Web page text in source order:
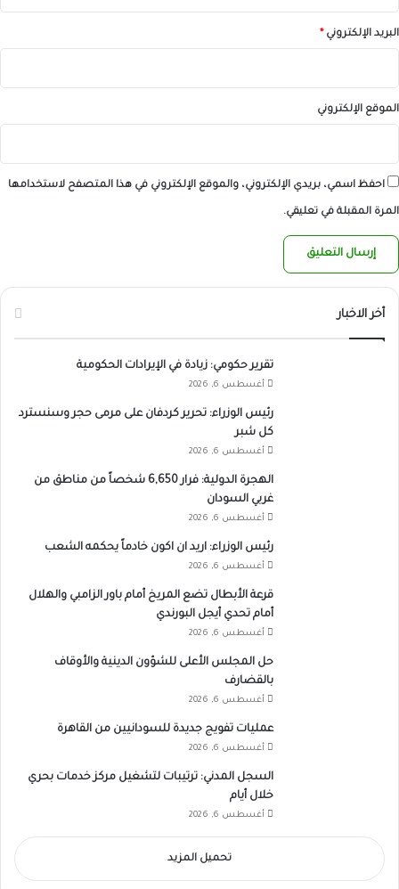
البريد الإلكتروني*
الموقع الإلكتروني
احفظ اسمي، بريدي الإلكتروني، والموقع الإلكتروني في هذا المتصفح لاستخدامها
المرة المقبلة في تعليقي.
أخر الاخبار
تقرير حكومي: زيادة في الإيرادات الحكومية
أغسطس 6, 2026
رئيس الوزراء: تحرير كردفان على مرمى حجر وسنسترد
كل شبر
أغسطس 6, 2026
الهجرة الدولية: فرار 6,650 شخصاً من مناطق من
غربي السودان
أغسطس 6, 2026
رئيس الوزراء: اريد ان اكون خادماً يحكمه الشعب
أغسطس 6, 2026
قرعة الأبطال تضع المريخ أمام باور الزامبي والهلال
أمام تحدي أيجل البورندي
أغسطس 6, 2026
حل المجلس الأعلى للشؤون الدينية والأوقاف
بالقضارف
أغسطس 6, 2026
عمليات تفويج جديدة للسودانيين من القاهرة
أغسطس 6, 2026
السجل المدني: ترتيبات لتشغيل مركز خدمات بحري
خلال أيام
أغسطس 6, 2026
تحميل المزيد